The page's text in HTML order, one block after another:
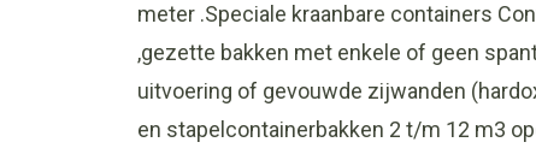
meter .Speciale kraanbare containers
,gezette bakken met enkele of geen
uitvoering of gevouwde zijwanden
en stapelcontainerbakken 2 t/m 12 m3